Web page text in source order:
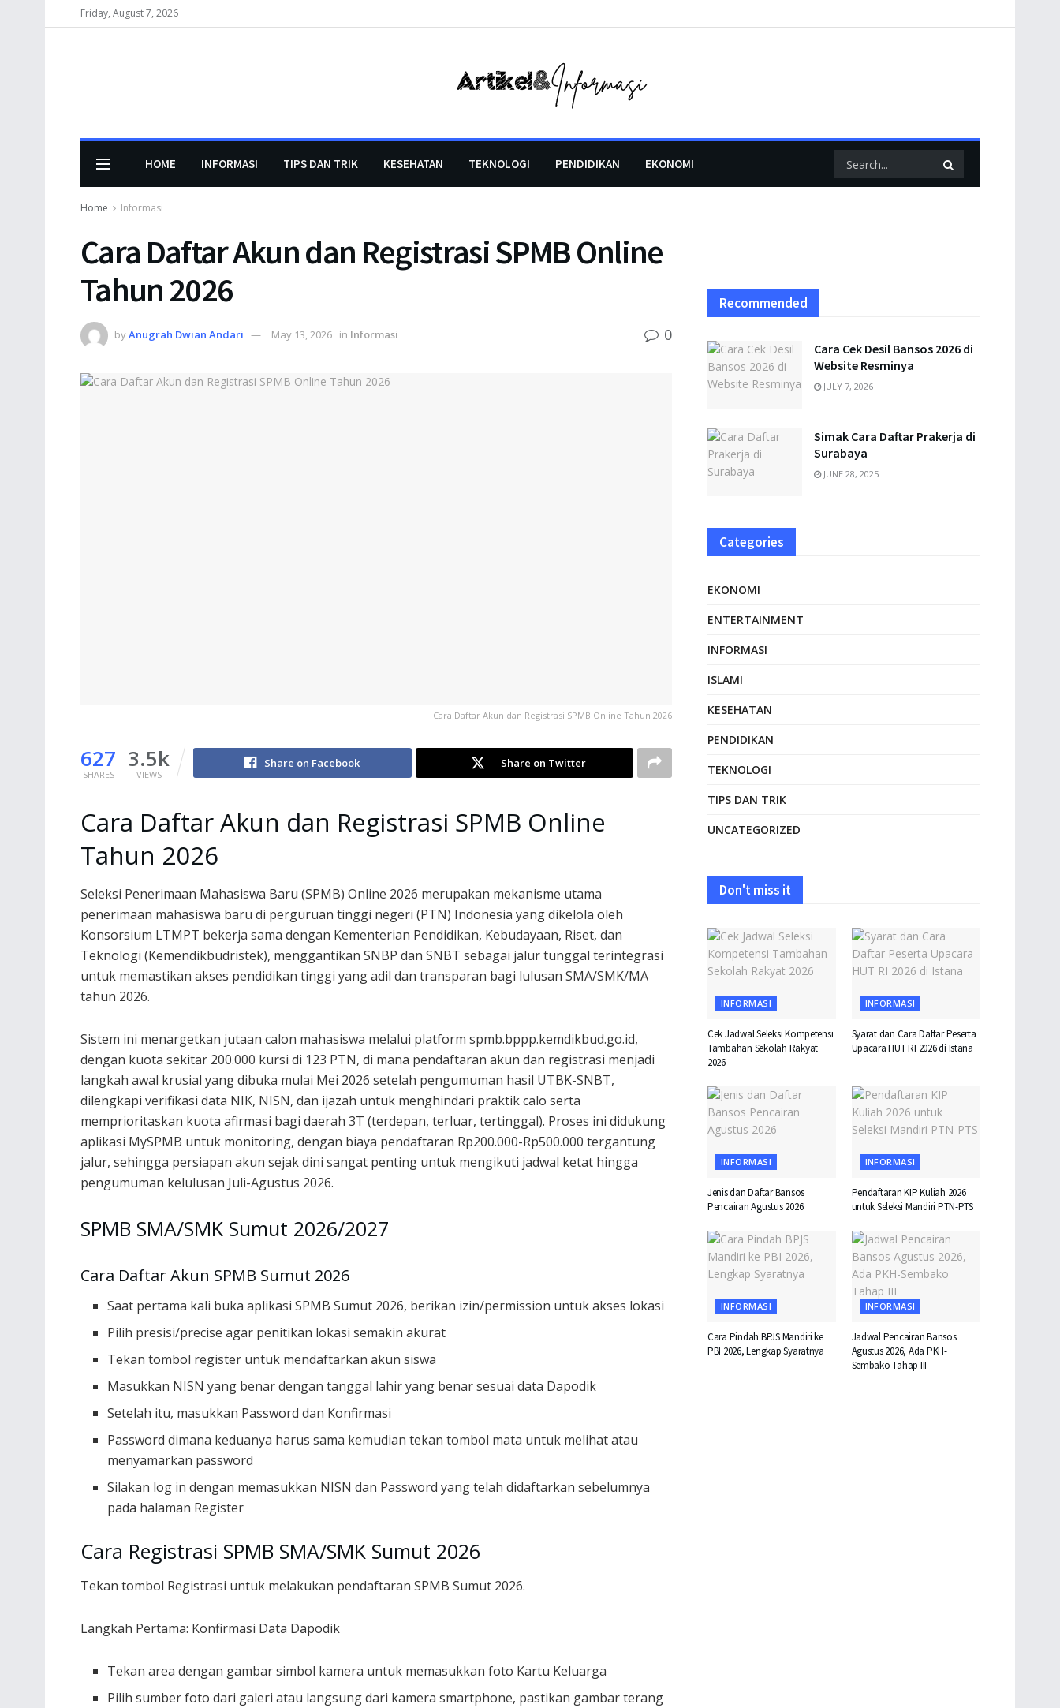
Friday, August 7, 2026
HOME INFORMASI TIPS DAN TRIK KESEHATAN TEKNOLOGI PENDIDIKAN EKONOMI
Home Informasi
Cara Daftar Akun dan Registrasi SPMB Online
Tahun 2026
byAnugrah Dwian Andari May 13, 2026 in Informasi 0
Cara Daftar Akun dan Registrasi SPMB Online Tahun 2026
627
SHARES
3.5k
VIEWS
Share on Facebook Share on Twitter
Cara Daftar Akun dan Registrasi SPMB Online
Tahun 2026
Seleksi Penerimaan Mahasiswa Baru (SPMB) Online 2026 merupakan mekanisme utama
penerimaan mahasiswa baru di perguruan tinggi negeri (PTN) Indonesia yang dikelola oleh
Konsorsium LTMPT bekerja sama dengan Kementerian Pendidikan, Kebudayaan, Riset, dan
Teknologi (Kemendikbudristek), menggantikan SNBP dan SNBT sebagai jalur tunggal terintegrasi
untuk memastikan akses pendidikan tinggi yang adil dan transparan bagi lulusan SMA/SMK/MA
tahun 2026.
Sistem ini menargetkan jutaan calon mahasiswa melalui platform spmb.bppp.kemdikbud.go.id,
dengan kuota sekitar 200.000 kursi di 123 PTN, di mana pendaftaran akun dan registrasi menjadi
langkah awal krusial yang dibuka mulai Mei 2026 setelah pengumuman hasil UTBK-SNBT,
dilengkapi verifikasi data NIK, NISN, dan ijazah untuk menghindari praktik calo serta
memprioritaskan kuota afirmasi bagi daerah 3T (terdepan, terluar, tertinggal). Proses ini didukung
aplikasi MySPMB untuk monitoring, dengan biaya pendaftaran Rp200.000-Rp500.000 tergantung
jalur, sehingga persiapan akun sejak dini sangat penting untuk mengikuti jadwal ketat hingga
pengumuman kelulusan Juli-Agustus 2026.
SPMB SMA/SMK Sumut 2026/2027
Cara Daftar Akun SPMB Sumut 2026
Saat pertama kali buka aplikasi SPMB Sumut 2026, berikan izin/permission untuk akses lokasi
Pilih presisi/precise agar penitikan lokasi semakin akurat
Tekan tombol register untuk mendaftarkan akun siswa
Masukkan NISN yang benar dengan tanggal lahir yang benar sesuai data Dapodik
Setelah itu, masukkan Password dan Konfirmasi
Password dimana keduanya harus sama kemudian tekan tombol mata untuk melihat atau
menyamarkan password
Silakan log in dengan memasukkan NISN dan Password yang telah didaftarkan sebelumnya
pada halaman Register
Cara Registrasi SPMB SMA/SMK Sumut 2026
Tekan tombol Registrasi untuk melakukan pendaftaran SPMB Sumut 2026.
Langkah Pertama: Konfirmasi Data Dapodik
Tekan area dengan gambar simbol kamera untuk memasukkan foto Kartu Keluarga
Pilih sumber foto dari galeri atau langsung dari kamera smartphone, pastikan gambar terang
Recommended
Cara Cek Desil Bansos 2026 di
Website Resminya
JULY 7, 2026
Simak Cara Daftar Prakerja di
Surabaya
JUNE 28, 2025
Categories
EKONOMI
ENTERTAINMENT
INFORMASI
ISLAMI
KESEHATAN
PENDIDIKAN
TEKNOLOGI
TIPS DAN TRIK
UNCATEGORIZED
Don't miss it
INFORMASI
Cek Jadwal Seleksi Kompetensi
Tambahan Sekolah Rakyat
2026
INFORMASI
Syarat dan Cara Daftar Peserta
Upacara HUT RI 2026 di Istana
INFORMASI
Jenis dan Daftar Bansos
Pencairan Agustus 2026
INFORMASI
Pendaftaran KIP Kuliah 2026
untuk Seleksi Mandiri PTN-PTS
INFORMASI
Cara Pindah BPJS Mandiri ke
PBI 2026, Lengkap Syaratnya
INFORMASI
Jadwal Pencairan Bansos
Agustus 2026, Ada PKH-
Sembako Tahap III